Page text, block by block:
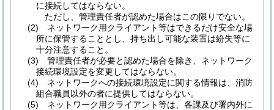
に接続してはならない。
ただし、管理責任者が認めた場合はこの限りでない。
(2)
ネットワーク用クライアント等はできるだけ安全な場
所に保管することとし、持ち出し可能な装置は紛失等に
十分注意すること。
(3)
管理責任者が必要と認めた場合を除き、ネットワーク
接続環境設定を変更してはならない。
(4)
ネットワークへの接続環境設定に関する情報は、消防
組合職員以外の者に提供してはならない。
(5)
ネットワーク用クライアント等は、各課及び署内外に